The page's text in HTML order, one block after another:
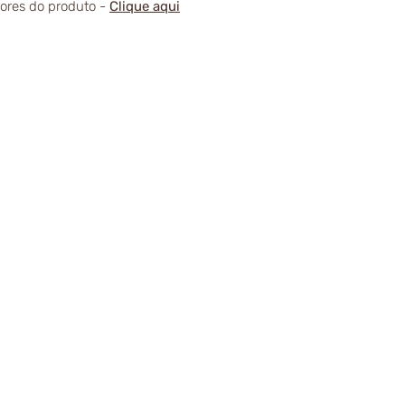
do produto - Clique aqui